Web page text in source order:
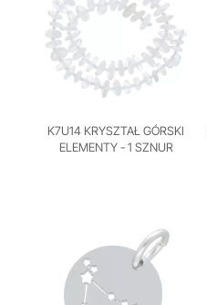
K7U14 KRYSZTAŁ GÓRSKI
ELEMENTY - 1 SZNUR